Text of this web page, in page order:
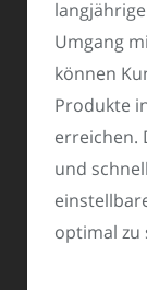
Umgang
können
Produkte
erreichen.
und
optimal zu